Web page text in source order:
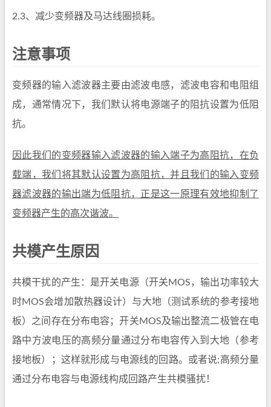
2.3、减少变频器及马达线圈损耗。
注意事项
变频器的输入滤波器主要由滤波电感，滤波电容和电阻组
成，通常情况下，我们默认将电源端子的阻抗设置为低阻
抗。
因此我们的变频器输入滤波器的输入端子为高阻抗，在负
载端，我们将其默认设置为高阻抗，并且我们的输入变频
器滤波器的输出端为低阻抗，正是这一原理有效地抑制了
变频器产生的高次谐波。
共模产生原因
共模干扰的产生：是开关电源（开关MOS，输出功率较大
时MOS会增加散热器设计）与大地（测试系统的参考接地
板）之间存在分布电容；开关MOS及输出整流二极管在电
路中方波电压的高频分量通过分布电容传入到大地（参考
接地板）；这样就形成与电源线的回路。或者说;高频分量
通过分布电容与电源线构成回路产生共模骚扰！